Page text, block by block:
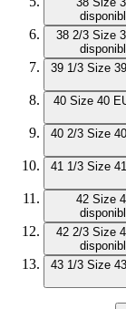
38 2/3 Size
39 1/3 Size
40 Size 40
40 2/3 Size
41 1/3 Size
42 Size
42 2/3 Size
43 1/3 Size